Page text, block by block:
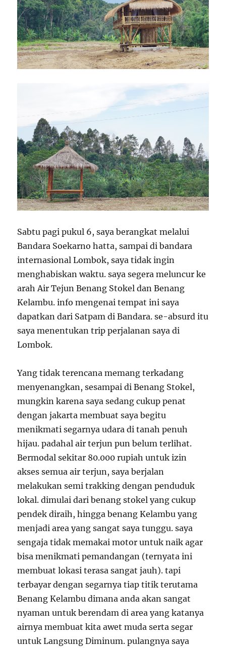
Sabtu pagi pukul 6, saya berangkat melalui
Bandara Soekarno hatta, sampai di bandara
internasional Lombok, saya tidak ingin
menghabiskan waktu. saya segera meluncur ke
arah Air Tejun Benang Stokel dan Benang
Kelambu. info mengenai tempat ini saya
dapatkan dari Satpam di Bandara. se-absurd itu
saya menentukan trip perjalanan saya di
Lombok.
Yang tidak terencana memang terkadang
menyenangkan, sesampai di Benang Stokel,
mungkin karena saya sedang cukup penat
dengan jakarta membuat saya begitu
menikmati segarnya udara di tanah penuh
hijau. padahal air terjun pun belum terlihat.
Bermodal sekitar 80.000 rupiah untuk izin
akses semua air terjun, saya berjalan
melakukan semi trakking dengan penduduk
lokal. dimulai dari benang stokel yang cukup
pendek diraih, hingga benang Kelambu yang
menjadi area yang sangat saya tunggu. saya
sengaja tidak memakai motor untuk naik agar
bisa menikmati pemandangan (ternyata ini
membuat lokasi terasa sangat jauh). tapi
terbayar dengan segarnya tiap titik terutama
Benang Kelambu dimana anda akan sangat
nyaman untuk berendam di area yang katanya
airnya membuat kita awet muda serta segar
untuk Langsung Diminum. pulangnya saya